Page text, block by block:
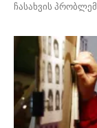
ჩასახვის